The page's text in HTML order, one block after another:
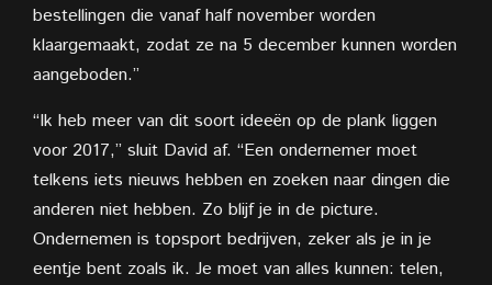
bestellingen die vanaf half november worden
klaargemaakt, zodat ze na 5 december kunnen worden
aangeboden.”
“Ik heb meer van dit soort ideeën op de plank liggen
voor 2017,” sluit David af. “Een ondernemer moet
telkens iets nieuws hebben en zoeken naar dingen die
anderen niet hebben. Zo blijf je in de picture.
Ondernemen is topsport bedrijven, zeker als je in je
eentje bent zoals ik. Je moet van alles kunnen: telen,